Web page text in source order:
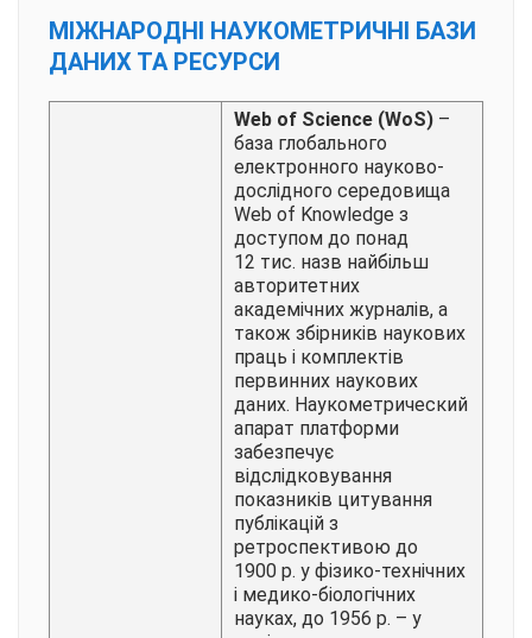
МІЖНАРОДНІ НАУКОМЕТРИЧНІ БАЗИ
ДАНИХ ТА РЕСУРСИ
Web of Science (WoS) –
база глобального
електронного науково-
дослідного середовища
Web of Knowledge з
доступом до понад
12 тис. назв найбільш
авторитетних
академічних журналів, а
також збірників наукових
праць і комплектів
первинних наукових
даних. Наукометрический
апарат платформи
забезпечує
відслідковування
показників цитування
публікацій з
ретроспективою до
1900 р. у фізико-технічних
і медико-біологічних
науках, до 1956 р. – у